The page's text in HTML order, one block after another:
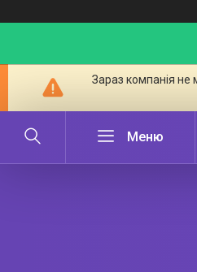
Зараз компанія не